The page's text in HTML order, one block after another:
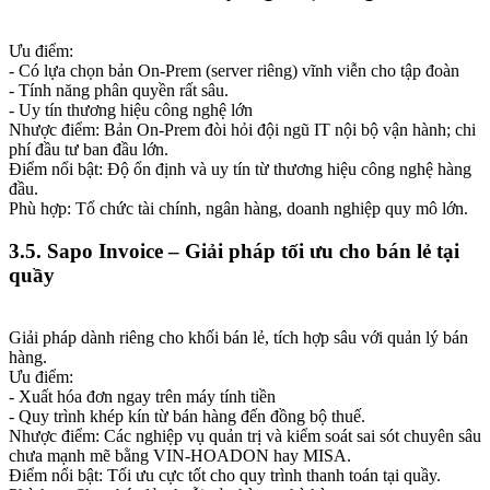
Ưu điểm:
- Có lựa chọn bản On-Prem (server riêng) vĩnh viễn cho tập đoàn
- Tính năng phân quyền rất sâu.
- Uy tín thương hiệu công nghệ lớn
Nhược điểm: Bản On-Prem đòi hỏi đội ngũ IT nội bộ vận hành; chi
phí đầu tư ban đầu lớn.
Điểm nổi bật: Độ ổn định và uy tín từ thương hiệu công nghệ hàng
đầu.
Phù hợp: Tổ chức tài chính, ngân hàng, doanh nghiệp quy mô lớn.
3.5. Sapo Invoice – Giải pháp tối ưu cho bán lẻ tại
quầy
Giải pháp dành riêng cho khối bán lẻ, tích hợp sâu với quản lý bán
hàng.
Ưu điểm:
- Xuất hóa đơn ngay trên máy tính tiền
- Quy trình khép kín từ bán hàng đến đồng bộ thuế.
Nhược điểm: Các nghiệp vụ quản trị và kiểm soát sai sót chuyên sâu
chưa mạnh mẽ bằng VIN-HOADON hay MISA.
Điểm nổi bật: Tối ưu cực tốt cho quy trình thanh toán tại quầy.